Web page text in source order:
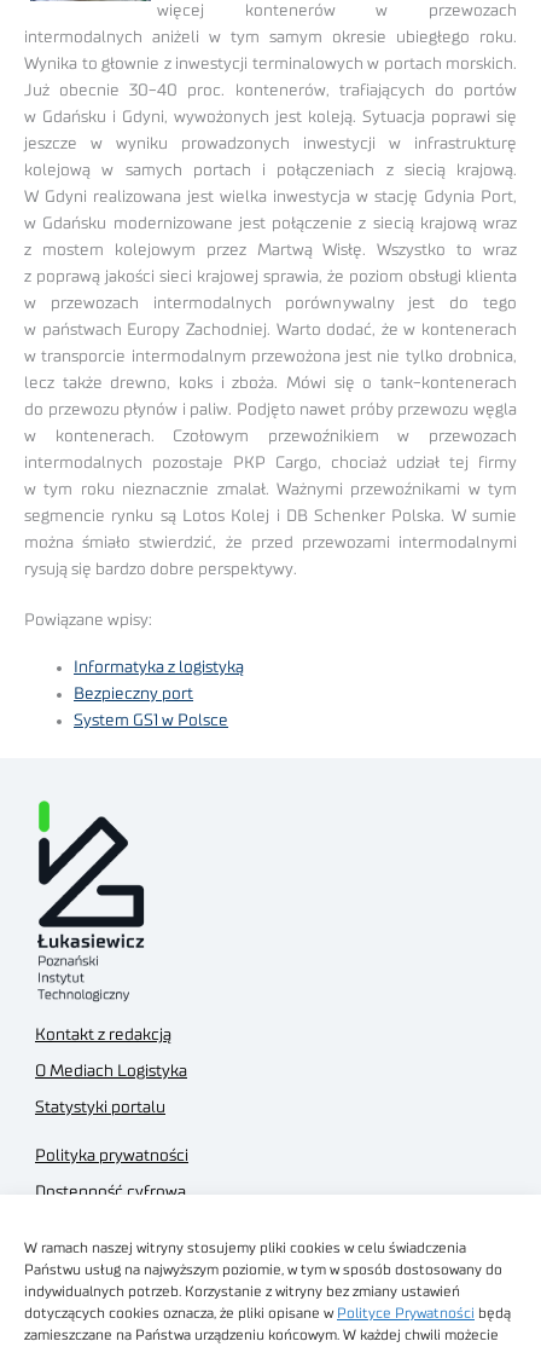
W ramach naszej witryny stosujemy pliki cookies w celu świadczenia
Państwu usług na najwyższym poziomie, w tym w sposób dostosowany do
indywidualnych potrzeb. Korzystanie z witryny bez zmiany ustawień
dotyczących cookies oznacza, że pliki opisane w Polityce Prywatności będą
zamieszczane na Państwa urządzeniu końcowym. W każdej chwili możecie
więcej kontenerów w przewozach
intermodalnych aniżeli w tym samym okresie ubiegłego roku.
Wynika to głownie z inwestycji terminalowych w portach morskich.
Już obecnie 30-40 proc. kontenerów, trafiających do portów
w Gdańsku i Gdyni, wywożonych jest koleją. Sytuacja poprawi się
jeszcze w wyniku prowadzonych inwestycji w infrastrukturę
kolejową w samych portach i połączeniach z siecią krajową.
W Gdyni realizowana jest wielka inwestycja w stację Gdynia Port,
w Gdańsku modernizowane jest połączenie z siecią krajową wraz
z mostem kolejowym przez Martwą Wisłę. Wszystko to wraz
z poprawą jakości sieci krajowej sprawia, że poziom obsługi klienta
w przewozach intermodalnych porównywalny jest do tego
w państwach Europy Zachodniej. Warto dodać, że w kontenerach
w transporcie intermodalnym przewożona jest nie tylko drobnica,
lecz także drewno, koks i zboża. Mówi się o tank-kontenerach
do przewozu płynów i paliw. Podjęto nawet próby przewozu węgla
w kontenerach. Czołowym przewoźnikiem w przewozach
intermodalnych pozostaje PKP Cargo, chociaż udział tej firmy
w tym roku nieznacznie zmalał. Ważnymi przewoźnikami w tym
segmencie rynku są Lotos Kolej i DB Schenker Polska. W sumie
można śmiało stwierdzić, że przed przewozami intermodalnymi
rysują się bardzo dobre perspektywy.
Powiązane wpisy:
Informatyka z logistyką
Bezpieczny port
System GS1 w Polsce
Kontakt z redakcją
O Mediach Logistyka
Statystyki portalu
Polityka prywatności
Dostępność cyfrowa
Regulamin sklepu